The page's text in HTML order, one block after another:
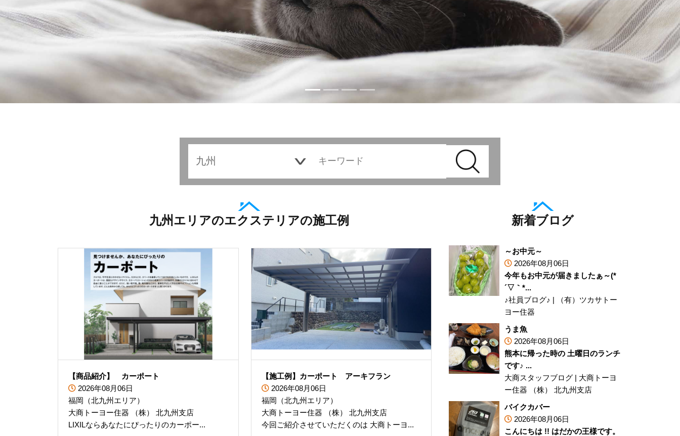
九州エリアのエクステリアの施工例
【商品紹介】 カーポート
2026年08月06日
福岡（北九州エリア）
大商トーヨー住器 （株） 北九州支店
LIXILならあなたにぴったりのカーポー...
【施工例】カーポート アーキフラン
2026年08月06日
福岡（北九州エリア）
大商トーヨー住器 （株） 北九州支店
今回ご紹介させていただくのは 大商トーヨ...
新着ブログ
～お中元～
2026年08月06日
今年もお中元が届きましたぁ～(*
´▽｀*...
♪社員ブログ♪ |
（有）ツカサトー
ヨー住器
うま魚
2026年08月06日
熊本に帰った時の 土曜日のランチ
です♪ ...
大商スタッフブログ | 大商トーヨ
ー住器 （株） 北九州支店
バイクカバー
2026年08月06日
こんにちは !! はだかの王様です。